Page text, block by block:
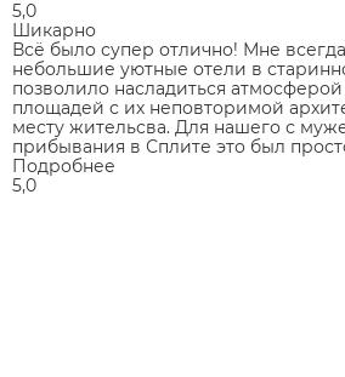
5,0
Шикарно
Всё было супер отлично! Мне
небольшие уютные отели в
позволило насладиться
площадей с их неповторимой
месту жительсва. Для нашего с
прибывания в Сплите это был
Подробнее
5,0